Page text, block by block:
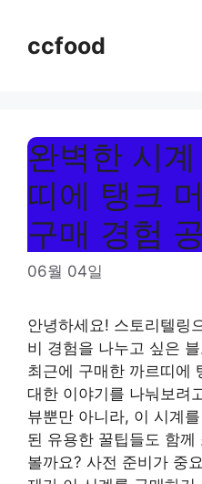
contentccfood
완벽한 시
띠에 탱크
구매 경험
06월 04일
안녕하세요! 스토리텔링
비 경험을 나누고 싶은
최근에 구매한 까르띠에
대한 이야기를 나눠보려
뷰뿐만 아니라, 이 시계
된 유용한 꿀팁들도 함
볼까요? 사전 준비가 중